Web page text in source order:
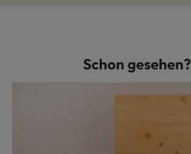
Produktgalerie überspringenSchon gesehen?